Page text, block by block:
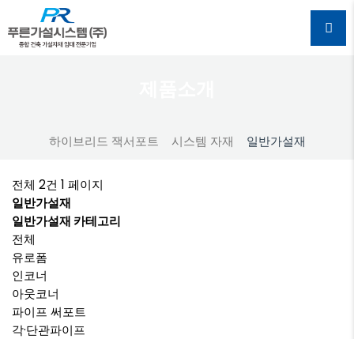
하이브리드 잭서포트 시스템 자재 일반가설재
전체 2건 1 페이지
일반가설재
일반가설재 카테고리
전체
유로폼
인코너
아웃코너
파이프 써포트
각·단관파이프